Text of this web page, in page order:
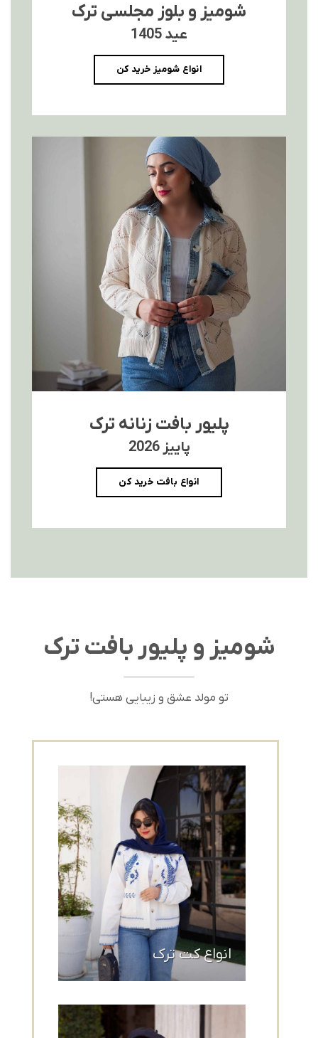
شومیز و بلوز مجلسی ترک
عید 1405
انواع شومیز خرید کن
پلیور بافت زنانه ترک
پاییز 2026
انواع بافت خرید کن
شومیز و پلیور بافت ترک
تو مولد عشق و زیبایی هستی!
انواع کت ترک